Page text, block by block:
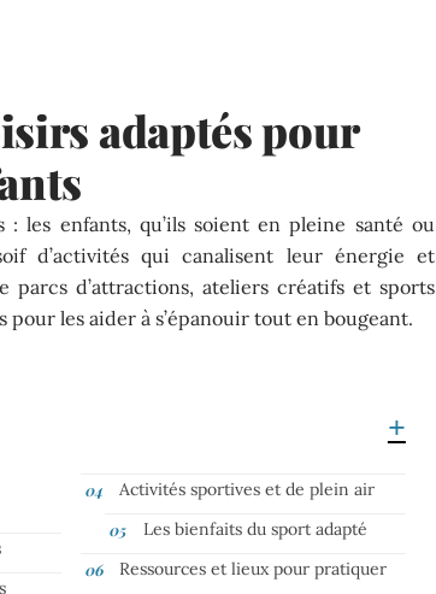
adaptés pour
: les enfants, qu’ils soient en pleine santé ou
d’activités qui canalisent leur énergie et
d’attractions, ateliers créatifs et sports
les aider à s’épanouir tout en bougeant.
Activités sportives et de plein air
Les bienfaits du sport adapté
Ressources et lieux pour pratiquer